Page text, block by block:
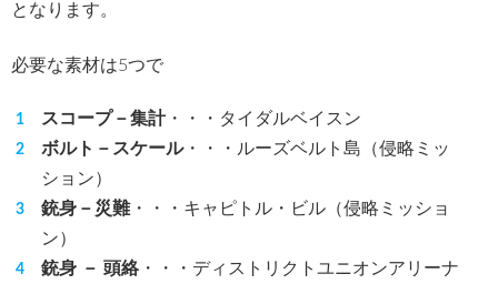
となります。
必要な素材は5つで
スコープ－集計・・・タイダルベイスン
ボルト－スケール・・・ルーズベルト島（侵略ミッ
ション）
銃身－災難・・・キャピトル・ビル（侵略ミッショ
ン）
銃身 － 頭絡 ・・・ディストリクトユニオンアリーナ